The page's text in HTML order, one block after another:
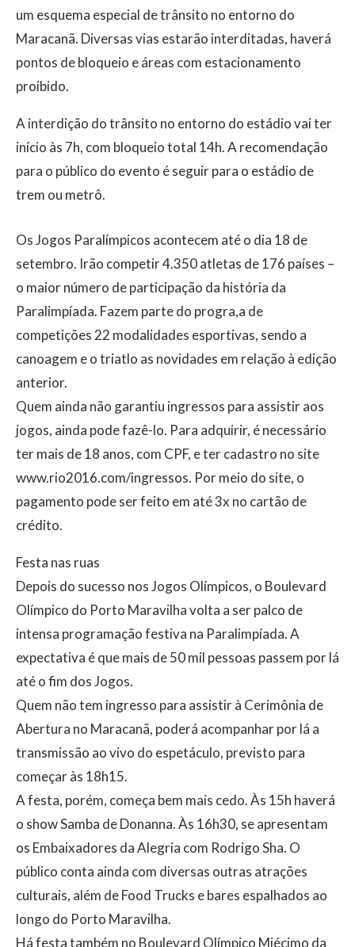
um esquema especial de trânsito no entorno do
Maracanã. Diversas vias estarão interditadas, haverá
pontos de bloqueio e áreas com estacionamento
proibido.
A interdição do trânsito no entorno do estádio vai ter
início às 7h, com bloqueio total 14h. A recomendação
para o público do evento é seguir para o estádio de
trem ou metrô.
Os Jogos Paralímpicos acontecem até o dia 18 de
setembro. Irão competir 4.350 atletas de 176 países –
o maior número de participação da história da
Paralimpíada. Fazem parte do progra,a de
competições 22 modalidades esportivas, sendo a
canoagem e o triatlo as novidades em relação à edição
anterior.
Quem ainda não garantiu ingressos para assistir aos
jogos, ainda pode fazê-lo. Para adquirir, é necessário
ter mais de 18 anos, com CPF, e ter cadastro no site
www.rio2016.com/ingressos. Por meio do site, o
pagamento pode ser feito em até 3x no cartão de
crédito.
Festa nas ruas
Depois do sucesso nos Jogos Olímpicos, o Boulevard
Olímpico do Porto Maravilha volta a ser palco de
intensa programação festiva na Paralimpíada. A
expectativa é que mais de 50 mil pessoas passem por lá
até o fim dos Jogos.
Quem não tem ingresso para assistir à Cerimônia de
Abertura no Maracanã, poderá acompanhar por lá a
transmissão ao vivo do espetáculo, previsto para
começar às 18h15.
A festa, porém, começa bem mais cedo. Às 15h haverá
o show Samba de Donanna. Às 16h30, se apresentam
os Embaixadores da Alegria com Rodrigo Sha. O
público conta ainda com diversas outras atrações
culturais, além de Food Trucks e bares espalhados ao
longo do Porto Maravilha.
Há festa também no Boulevard Olímpico Miécimo da